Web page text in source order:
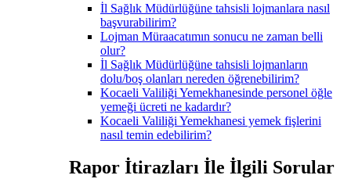
İl Sağlık Müdürlüğüne tahsisli lojmanlara nasıl
başvurabilirim?
Lojman Müraacatımın sonucu ne zaman belli
olur?
İl Sağlık Müdürlüğüne tahsisli lojmanların
dolu/boş olanları nereden öğrenebilirim?
Kocaeli Valiliği Yemekhanesinde personel öğle
yemeği ücreti ne kadardır?
Kocaeli Valiliği Yemekhanesi yemek fişlerini
nasıl temin edebilirim?
Rapor İtirazları İle İlgili Sorular